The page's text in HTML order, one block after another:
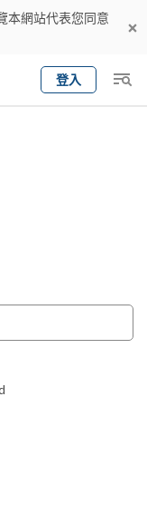
本網站代表您同意
登入